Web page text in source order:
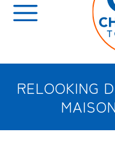
RELOOKING